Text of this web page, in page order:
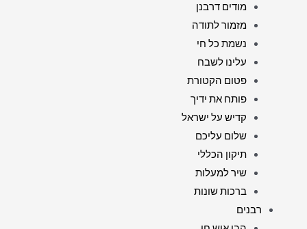
מודים דרבנן
מזמור לתודה
נשמת כל חי
עלינו לשבח
פטום הקטורת
פותח את ידיך
קדיש על ישראל
שלום עליכם
תיקון הכללי
שיר למעלות
ברכות שונות
רבנים